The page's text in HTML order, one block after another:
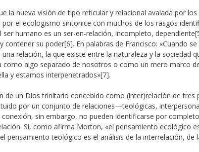
la nueva visión de tipo reticular y relacional avalada por
por el ecologismo sintonice con muchos de los rasgos
ser humano es un ser-en-relación, incompleto, dependiente
contener su poder[6]. En palabras de Francisco: «Cuando
relación, la que existe entre la naturaleza y la sociedad
como algo separado de nosotros o como un mero marco
y estamos interpenetrados»[7].
de un Dios trinitario concebido como (inter)relación de tres
por un conjunto de relaciones—teológicas,
conexión, sin embargo, no pueden identificarse por
Si, como afirma Morton, «el pensamiento ecológico
pensamiento teológico es el análisis de la interrelación, de